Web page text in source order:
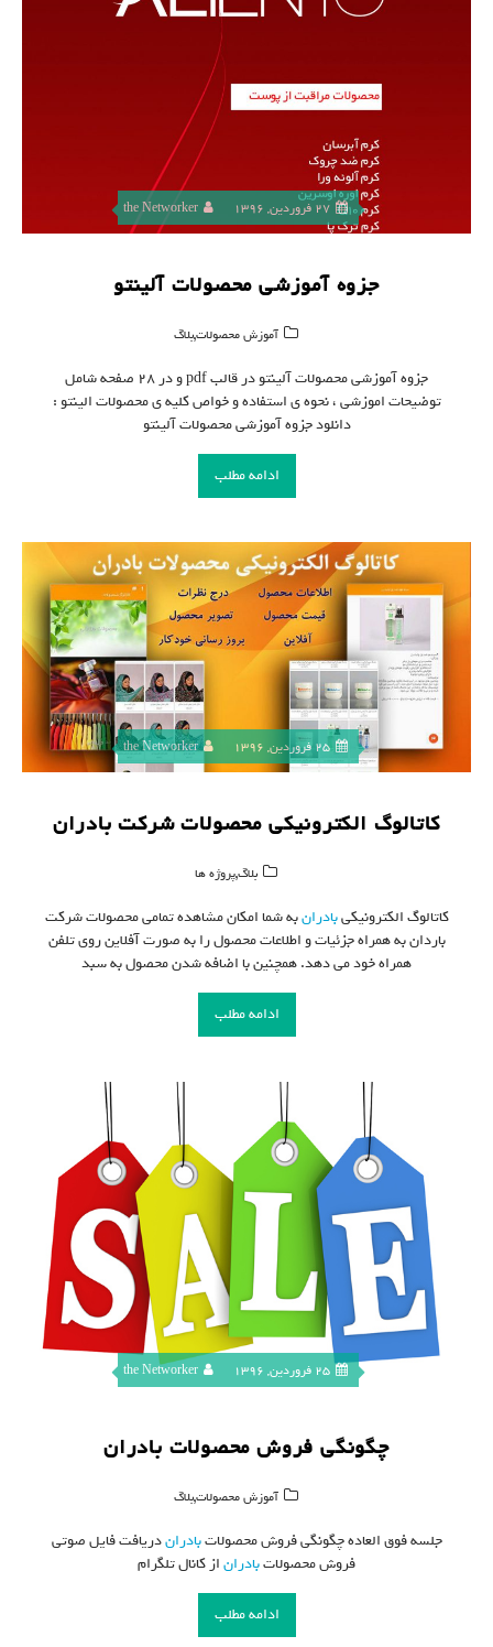
27 فروردین, 1396 the Networker
جزوه آموزشی محصولات آلینتو
آموزش محصولات,بلاگ
جزوه آموزشی محصولات آلینتو در قالب pdf و در ۲۸ صفحه شامل
توضیحات اموزشی ، نحوه ی استفاده و خواص کلیه ی محصولات الینتو :
دانلود جزوه آموزشی محصولات آلینتو
ادامه مطلب
25 فروردین, 1396 the Networker
کاتالوگ الکترونیکی محصولات شرکت بادران
بلاگ,پروژه ها
کاتالوگ الکترونیکیبادرانبه شما امکان مشاهده تمامی محصولات شرکت
باردان به همراه جزئیات و اطلاعات محصول را به صورت آفلاین روی تلفن
همراه خود می دهد. همچنین با اضافه شدن محصول به سبد
ادامه مطلب
25 فروردین, 1396 the Networker
چگونگی فروش محصولات بادران
آموزش محصولات,بلاگ
جلسه فوق العاده چگونگی فروش محصولاتبادراندریافت فایل صوتی
فروش محصولاتبادراناز کانال تلگرام
ادامه مطلب